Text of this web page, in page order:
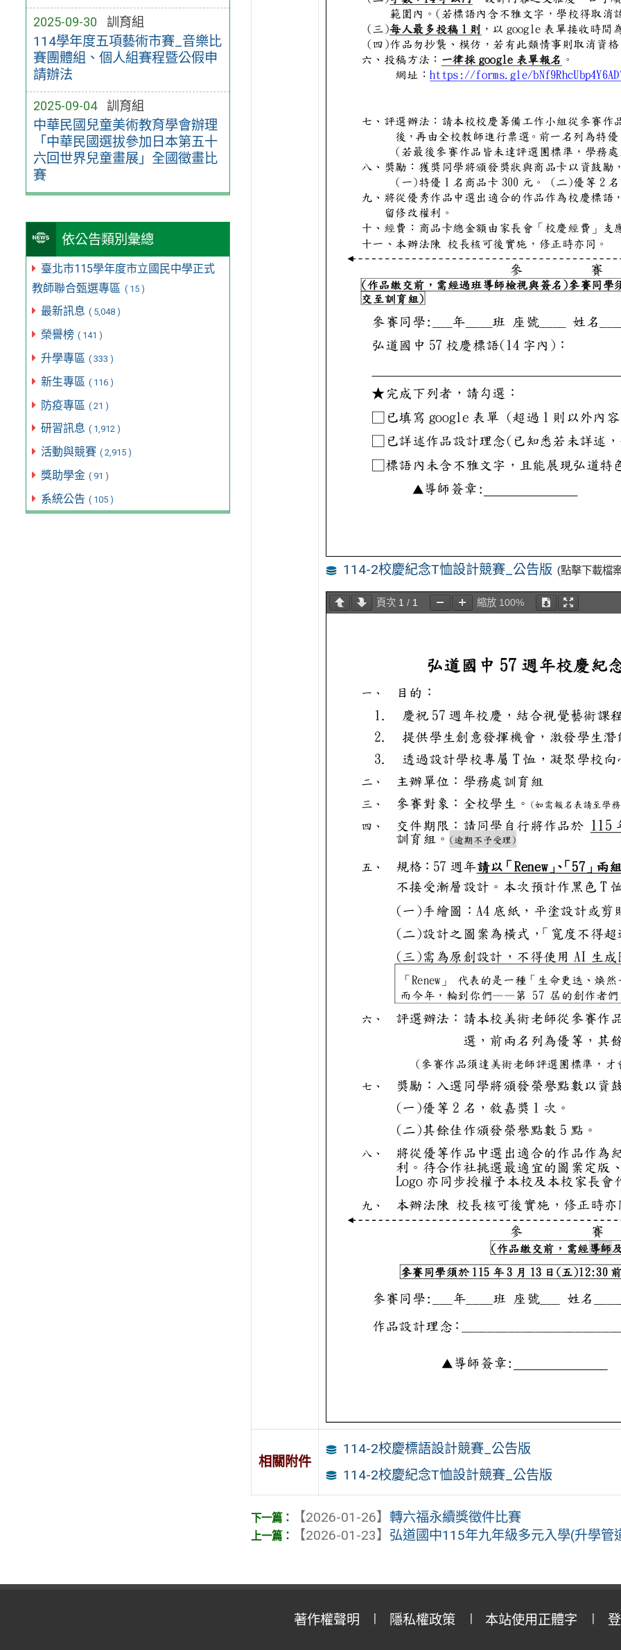
2025-09-30 訓育組
114學年度五項藝術市賽_音樂比
賽團體組、個人組賽程暨公假申
請辦法
2025-09-04 訓育組
中華民國兒童美術教育學會辦理
「中華民國選拔參加日本第五十
六回世界兒童畫展」全國徵畫比
賽
依公告類別彙總
臺北市115學年度市立國民中學正式
教師聯合甄選專區 ( 15 )
最新訊息 ( 5,048 )
榮譽榜 ( 141 )
升學專區 ( 333 )
新生專區 ( 116 )
防疫專區 ( 21 )
研習訊息 ( 1,912 )
活動與競賽 ( 2,915 )
獎助學金 ( 91 )
系統公告 ( 105 )
114-2校慶紀念T恤設計競賽_公告版 (點擊下載檔
頁次 1 / 1 縮放 100%
相關附件
114-2校慶標語設計競賽_公告版
114-2校慶紀念T恤設計競賽_公告版
【2026-01-26】轉六福永續獎徵件比賽
【2026-01-23】 弘道國中115年九年級多元入學(升學管
著作權聲明 隱私權政策 本站使用正體字